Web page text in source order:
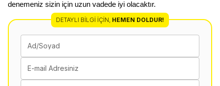
denemeniz sizin için uzun vadede iyi olacaktır.
DETAYLI BILGI İÇIN, HEMEN DOLDUR!
Ad/Soyad
E-mail Adresiniz